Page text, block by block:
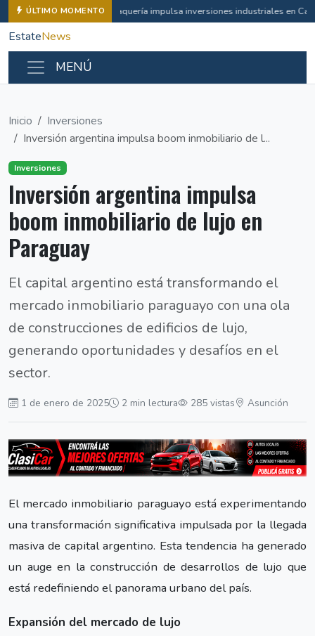
ÚLTIMO MOMENTO Vaquería impulsa inversiones industriales en
EstateNews
MENÚ
Inicio
Inversiones
Inversión argentina impulsa boom inmobiliario de l...
Inversiones
Inversión argentina impulsa
boom inmobiliario de lujo en
Paraguay
El capital argentino está transformando el
mercado inmobiliario paraguayo con una ola
de construcciones de edificios de lujo,
generando oportunidades y desafíos en el
sector.
1 de enero de 2025 2 min lectura 285 vistas Asunción
El mercado inmobiliario paraguayo está experimentando
una transformación significativa impulsada por la llegada
masiva de capital argentino. Esta tendencia ha generado
un auge en la construcción de desarrollos de lujo que
está redefiniendo el panorama urbano del país.
Expansión del mercado de lujo